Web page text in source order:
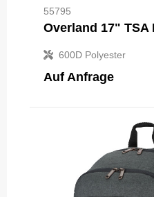
55795
600D Polyester
Auf Anfrage